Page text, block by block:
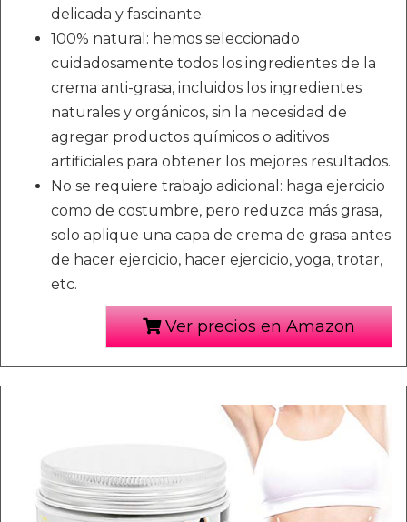
delicada y fascinante.
100% natural: hemos seleccionado
cuidadosamente todos los ingredientes de la
crema anti-grasa, incluidos los ingredientes
naturales y orgánicos, sin la necesidad de
agregar productos químicos o aditivos
artificiales para obtener los mejores resultados.
No se requiere trabajo adicional: haga ejercicio
como de costumbre, pero reduzca más grasa,
solo aplique una capa de crema de grasa antes
de hacer ejercicio, hacer ejercicio, yoga, trotar,
etc.
Ver precios en Amazon